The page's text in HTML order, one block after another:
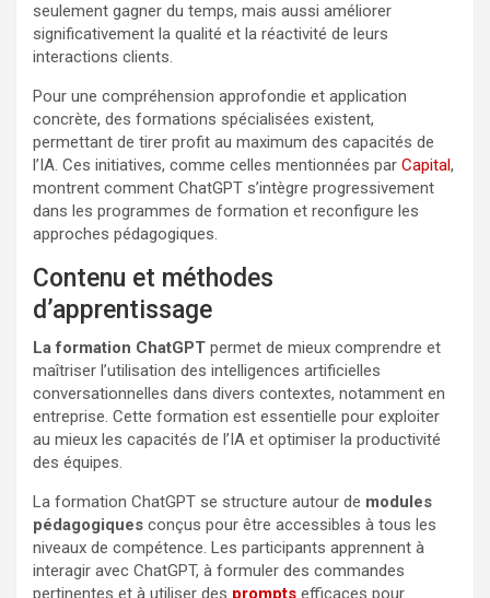
seulement gagner du temps, mais aussi améliorer
significativement la qualité et la réactivité de leurs
interactions clients.
Pour une compréhension approfondie et application
concrète, des formations spécialisées existent,
permettant de tirer profit au maximum des capacités de
l’IA. Ces initiatives, comme celles mentionnées par Capital,
montrent comment ChatGPT s’intègre progressivement
dans les programmes de formation et reconfigure les
approches pédagogiques.
Contenu et méthodes
d’apprentissage
La formation ChatGPT permet de mieux comprendre et
maîtriser l’utilisation des intelligences artificielles
conversationnelles dans divers contextes, notamment en
entreprise. Cette formation est essentielle pour exploiter
au mieux les capacités de l’IA et optimiser la productivité
des équipes.
La formation ChatGPT se structure autour de modules
pédagogiques conçus pour être accessibles à tous les
niveaux de compétence. Les participants apprennent à
interagir avec ChatGPT, à formuler des commandes
pertinentes et à utiliser des prompts efficaces pour